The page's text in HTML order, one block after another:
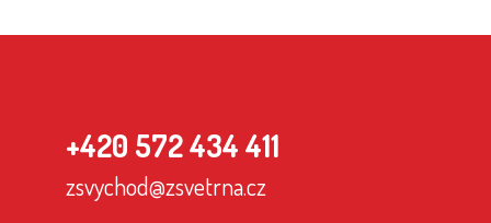
+420 572 434 411
zsvychod@zsvetrna.cz